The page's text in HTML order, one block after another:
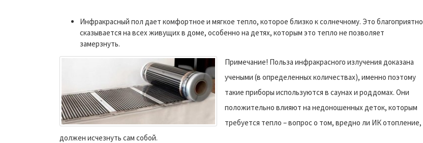
Инфракрасный пол дает комфортное и мягкое тепло, которое близко к солнечному. Это благоприятно
сказывается на всех живущих в доме, особенно на детях, которым это тепло не позволяет
замерзнуть.
Примечание! Польза инфракрасного излучения доказана
учеными (в определенных количествах), именно поэтому
такие приборы используются в саунах и роддомах. Они
положительно влияют на недоношенных деток, которым
требуется тепло – вопрос о том, вредно ли ИК отопление,
должен исчезнуть сам собой.